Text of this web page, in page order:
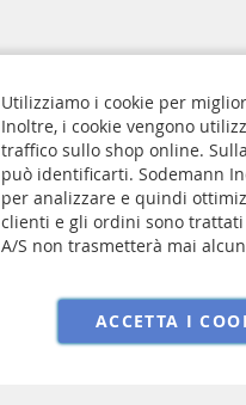
Contattaci
Norme sulla Privacy e sui
Cookie Settings
Richiesta di RMA
Termini e condizioni di
Utilizziamo i cookie per
Inoltre, i cookie vengono
traffico sullo shop online.
può identificarti. Sodemann
per analizzare e quindi
clienti e gli ordini sono
A/S non trasmetterà mai
ACCETTA I